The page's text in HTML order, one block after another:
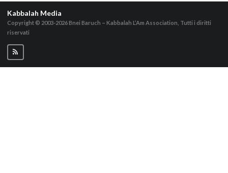
Kabbalah Media
Copyright © 2003-2026Bnei Baruch – Kabbalah L’Am Association, Tutti i diritti
riservati